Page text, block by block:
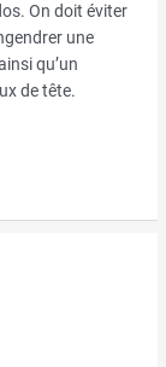
On doit éviter
une
qu’un
de tête.